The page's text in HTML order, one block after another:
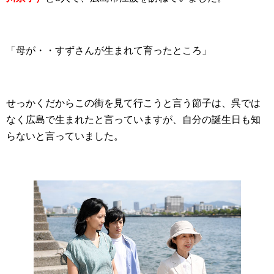
「母が・・すずさんが生まれて育ったところ」
せっかくだからこの街を見て行こうと言う節子は、呉では
なく広島で生まれたと言っていますが、自分の誕生日も知
らないと言っていました。